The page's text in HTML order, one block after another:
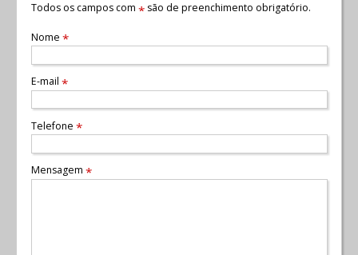
Todos os campos com *são de preenchimento obrigatório.
Nome *
E-mail *
Telefone *
Mensagem *